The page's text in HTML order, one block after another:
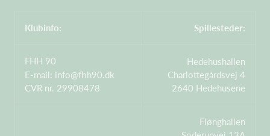
Klubinfo: Spillesteder:
FHH 90
E-mail: info@fhh90.dk
CVR nr. 29908478
Hedehushallen
Charlottegårdsvej 4
2640 Hedehusene
Flønghallen